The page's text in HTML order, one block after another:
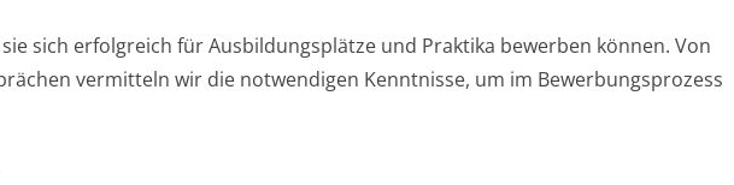
sich erfolgreich für Ausbildungsplätze und Praktika bewerben können. Von
vermitteln wir die notwendigen Kenntnisse, um im Bewerbungsprozess